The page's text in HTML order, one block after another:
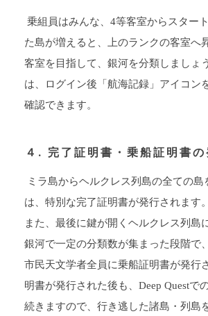
乗組員はみんな、4等客室からスター
た島が増えると、上のランクの客室へ
客室を目指して、銀河を分類しましょ
は、ログイン後「航海記録」アイコン
確認できます。
４. 完了証明書・乗船証明書の
ミラ島からヘルクレス列島の全ての島
は、特別な完了証明書が発行されます。
また、最後に鍵が開くヘルクレス列島
銀河で一定の分類数が集まった段階で
市民天文学者全員に乗船証明書が発行
明書が発行された後も、Deep Questで
続きますので、行き逃した諸島・列島